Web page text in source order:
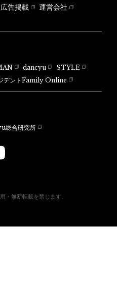
広告掲載
運営会社
dancyu
STYLE
デントFamily Online
総合研究所
・無断転載を禁じます。